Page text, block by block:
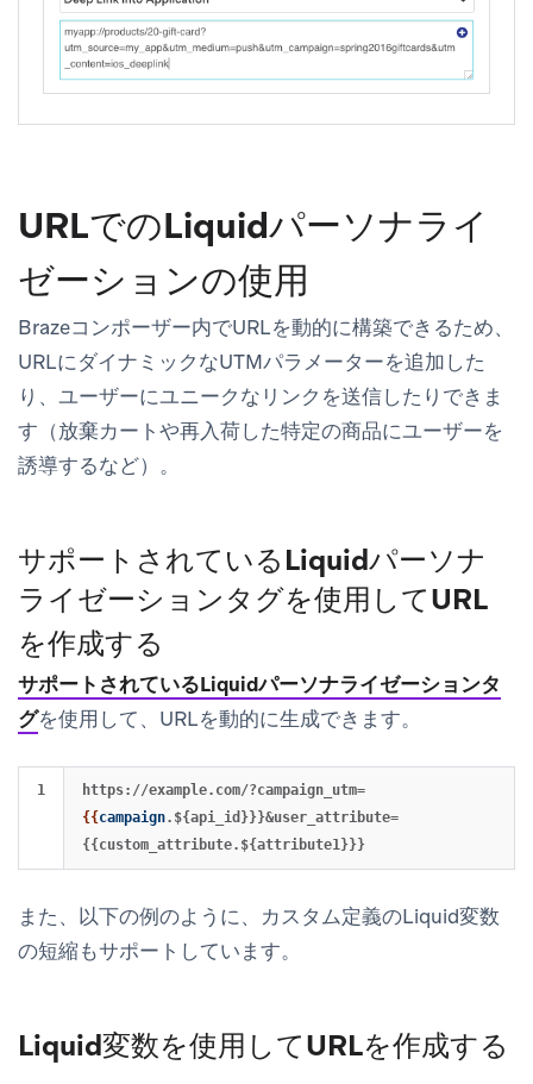
URLでのLiquidパーソナライ
ゼーションの使用
Brazeコンポーザー内でURLを動的に構築できるため、
URLにダイナミックなUTMパラメーターを追加した
り、ユーザーにユニークなリンクを送信したりできま
す（放棄カートや再入荷した特定の商品にユーザーを
誘導するなど）。
サポートされているLiquidパーソナ
ライゼーションタグを使用してURL
を作成する
サポートされているLiquidパーソナライゼーションタ
グを使用して、URLを動的に生成できます。
https://example.com/?campaign_utm=
{{ campaign.${api_id}}}&user_attribute=
{{custom_attribute.${attribute1}}}
また、以下の例のように、カスタム定義のLiquid変数
の短縮もサポートしています。
Liquid変数を使用してURLを作成する